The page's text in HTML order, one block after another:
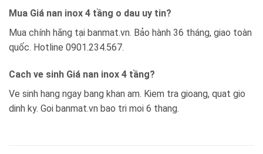
Mua Giá nan inox 4 tầng o dau uy tin?
Mua chính hãng tại banmat.vn. Bảo hành 36 tháng, giao toàn
quốc. Hotline 0901.234.567.
Cach ve sinh Giá nan inox 4 tầng?
Ve sinh hang ngay bang khan am. Kiem tra gioang, quat gio
dinh ky. Goi banmat.vn bao tri moi 6 thang.